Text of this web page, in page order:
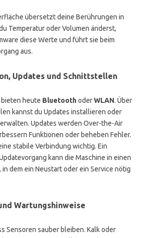
übersetzt deine Berührungen in
Temperatur oder Volumen änderst,
diese Werte und führt sie beim
aus.
Updates und Schnittstellen
heute BluetoothoderWLAN. Über
kannst du Updates installieren oder
Updates werden Over-the-Air
Funktionen oder beheben Fehler.
stabile Verbindung wichtig. Ein
kann die Maschine in einen
dem ein Neustart oder ein Service nötig
Wartungshinweise
Sensoren sauber bleiben. Kalk oder